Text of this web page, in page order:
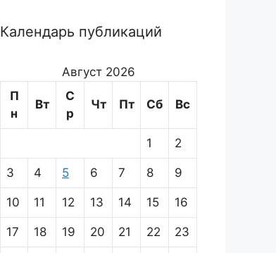
Календарь публикаций
Август 2026
П
н
Вт
С
р
Чт Пт Сб Вс
1 2
3 4 5 6 7 8 9
10 11 12 13 14 15 16
17 18 19 20 21 22 23